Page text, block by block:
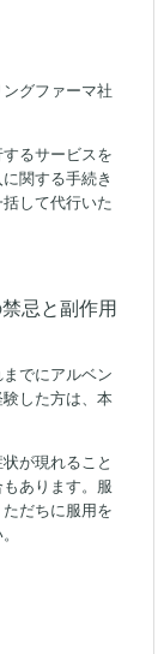
グファーマ社
るサービスを
関する手続き
して代行いた
忌と副作用
でにアルベン
した方は、本
が現れること
あります。服
だちに服用を